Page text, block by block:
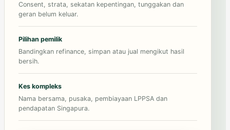
Consent, strata, sekatan kepentingan, tunggakan dan
geran belum keluar.
Pilihan pemilik
Bandingkan refinance, simpan atau jual mengikut hasil
bersih.
Kes kompleks
Nama bersama, pusaka, pembiayaan LPPSA dan
pendapatan Singapura.